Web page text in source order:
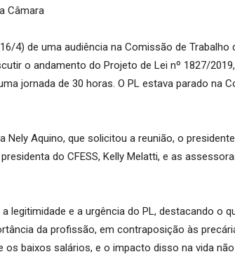
Câmara
4) de uma audiência na Comissão de Trabalho
o andamento do Projeto de Lei nº 1827/
jornada de 30 horas. O PL estava parado na
Nely Aquino, que solicitou a reunião, o
do CFESS, Kelly Melatti, e as
legitimidade e a urgência do PL, destacando o
da profissão, em contraposição às
os baixos salários, e o impacto disso na vida